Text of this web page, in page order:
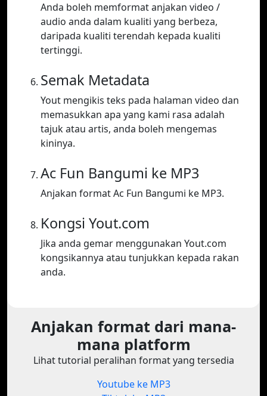
Anda boleh memformat anjakan video /
audio anda dalam kualiti yang berbeza,
daripada kualiti terendah kepada kualiti
tertinggi.
Semak Metadata
Yout mengikis teks pada halaman video dan
memasukkan apa yang kami rasa adalah
tajuk atau artis, anda boleh mengemas
kininya.
Ac Fun Bangumi ke MP3
Anjakan format Ac Fun Bangumi ke MP3.
Kongsi Yout.com
Jika anda gemar menggunakan Yout.com
kongsikannya atau tunjukkan kepada rakan
anda.
Anjakan format dari mana-
mana platform
Lihat tutorial peralihan format yang tersedia
Youtube ke MP3